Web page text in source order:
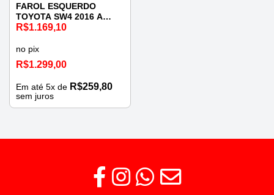
FAROL ESQUERDO
TOYOTA SW4 2016 A
2020 COM LED
R$1.169,10
no pix
R$1.299,00
Em até 5x de R$259,80
sem juros